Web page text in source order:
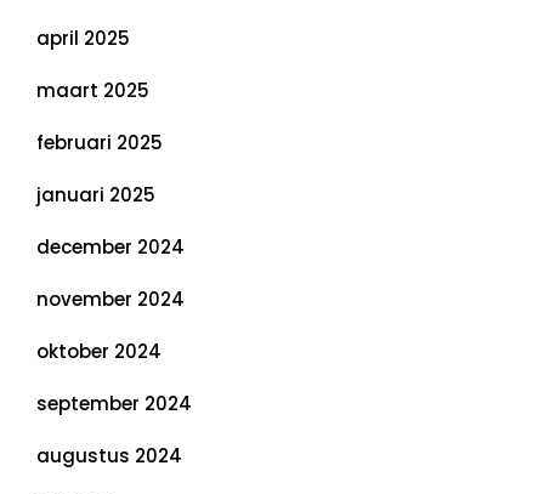
april 2025
maart 2025
februari 2025
januari 2025
december 2024
november 2024
oktober 2024
september 2024
augustus 2024